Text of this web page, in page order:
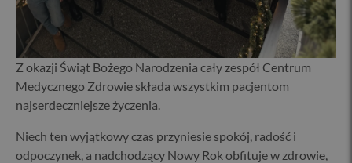
Z okazji Świąt Bożego Narodzenia cały zespół Centrum
Medycznego Zdrowie składa wszystkim pacjentom
najserdeczniejsze życzenia.
Niech ten wyjątkowy czas przyniesie spokój, radość i
odpoczynek, a nadchodzący Nowy Rok obfituje w zdrowie,